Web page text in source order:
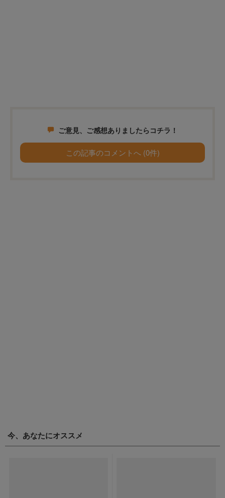
ご意見、ご感想ありましたらコチラ！
この記事のコメントへ (0件)
今、あなたにオススメ